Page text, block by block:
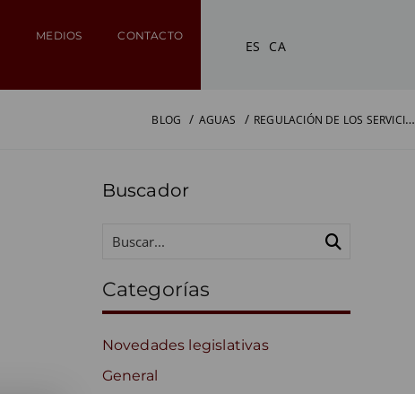
MEDIOS CONTACTO
ES CA
BLOG AGUAS REGULACIÓN DE LOS SERVICIOS URBANOS DEL AGUA - AGUA Y DERECHO - RETOS PARA EL SIGLO XXI
Buscador
Categorías
Novedades legislativas
General